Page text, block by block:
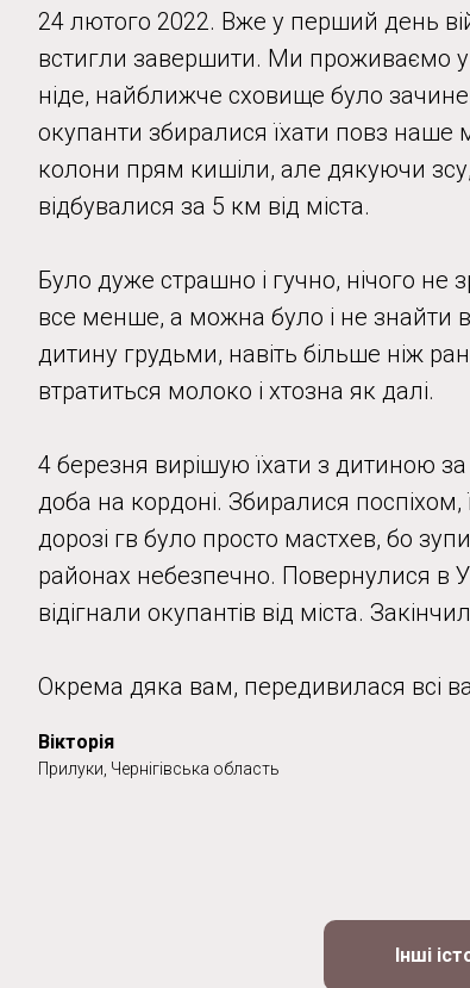
24 лютого 2022. Вже у перший день
встигли завершити. Ми проживаємо у
ніде, найближче сховище було
окупанти збиралися їхати повз наше
колони прям кишіли, але дякуючи зсу,
відбувалися за 5 км від міста.
Було дуже страшно і гучно, нічого не
все менше, а можна було і не знайти
дитину грудьми, навіть більше ніж
втратиться молоко і хтозна як далі.
4 березня вирішую їхати з дитиною
доба на кордоні. Збиралися
дорозі гв було просто мастхев, бо
районах небезпечно. Повернулися в
відігнали окупантів від міста.
Окрема дяка вам, передивилася всі
Вікторія
Прилуки, Чернігівська область
Інші